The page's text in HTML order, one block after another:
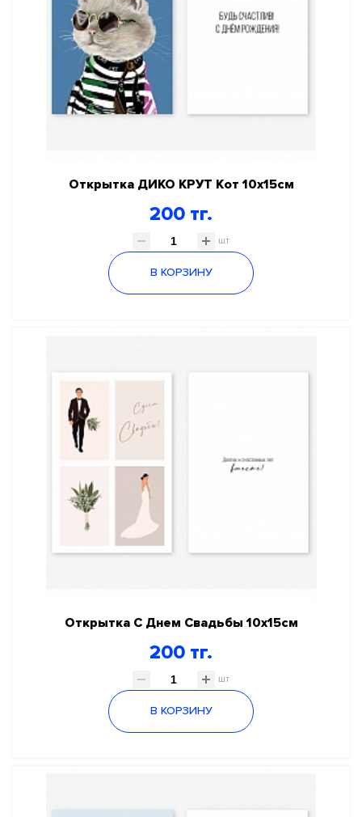
Открытка ДИКО КРУТ Кот 10х15см
200 тг.
шт
В КОРЗИНУ
Открытка С Днем Свадьбы 10х15см
200 тг.
шт
В КОРЗИНУ